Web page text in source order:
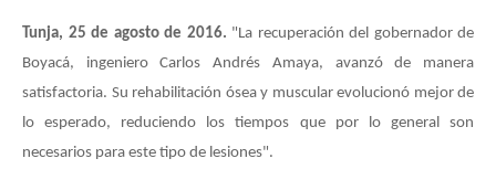
Tunja, 25 de agosto de 2016. "La recuperación del gobernador de
Boyacá, ingeniero Carlos Andrés Amaya, avanzó de manera
satisfactoria. Su rehabilitación ósea y muscular evolucionó mejor de
lo esperado, reduciendo los tiempos que por lo general son
necesarios para este tipo de lesiones".